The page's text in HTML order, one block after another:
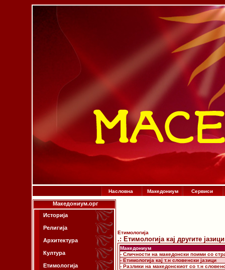
Насловна Македониум Сервиси
Македониум.орг
Историја
Религија
Архитектура
Култура
Етимологија
Етимологија
.: Етимологија кај другите
Македониум
- Сличности на македонски поими со
- Етимологија кај т.н словенски јазици
- Разлики на македонскиот со т.н